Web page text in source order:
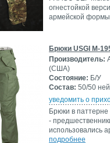
огнестойкой
армейской
Брюки USGI M-
Производитель:
(США)
Состояние: Б/У
Состав: 50/50
уведомить о
Брюки в
-
использовались
подробнее